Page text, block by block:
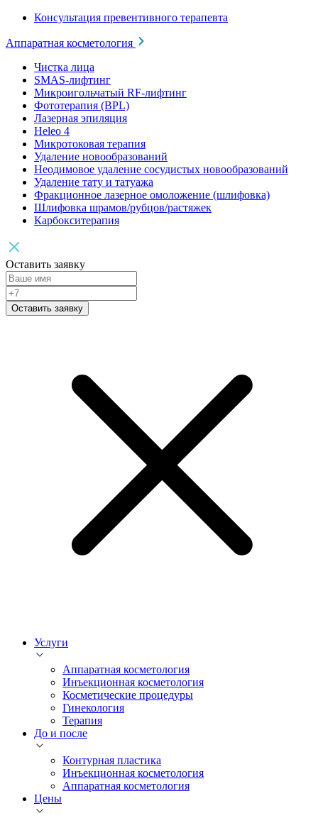
Консультация превентивного терапевта
Аппаратная косметология
Чистка лица
SMAS-лифтинг
Микроигольчатый RF-лифтинг
Фототерапия (BPL)
Лазерная эпиляция
Heleo 4
Микротоковая терапия
Удаление новообразований
Неодимовое удаление сосудистых новообразований
Удаление тату и татуажа
Фракционное лазерное омоложение (шлифовка)
Шлифовка шрамов/рубцов/растяжек
Карбокситерапия
Оставить заявку
Оставить заявку
Услуги
Аппаратная косметология
Инъекционная косметология
Косметические процедуры
Гинекология
Терапия
До и после
Контурная пластика
Инъекционная косметология
Аппаратная косметология
Цены